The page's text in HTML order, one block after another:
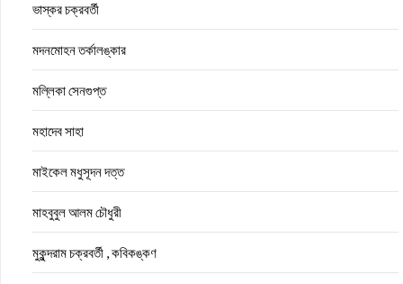
ভাস্কর চক্রবর্তী
মদনমোহন তর্কালঙ্কার
মল্লিকা সেনগুপ্ত
মহাদেব সাহা
মাইকেল মধুসূদন দত্ত
মাহবুবুল আলম চৌধুরী
মুকুন্দরাম চক্রবর্তী , কবিকঙ্কণ